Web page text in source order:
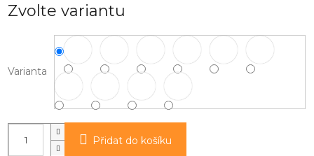
Zvolte variantu
Varianta
Přidat do košíku